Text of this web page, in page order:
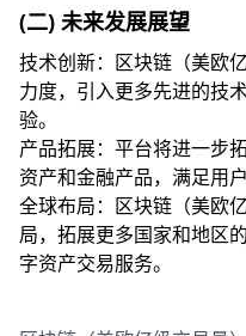
(二) 未来发展展望
技术创新：区块链（美欧
力度，引入更多先进的技
验。
产品拓展：平台将进一步
资产和金融产品，满足用
全球布局：区块链（美欧
局，拓展更多国家和地区
字资产交易服务。